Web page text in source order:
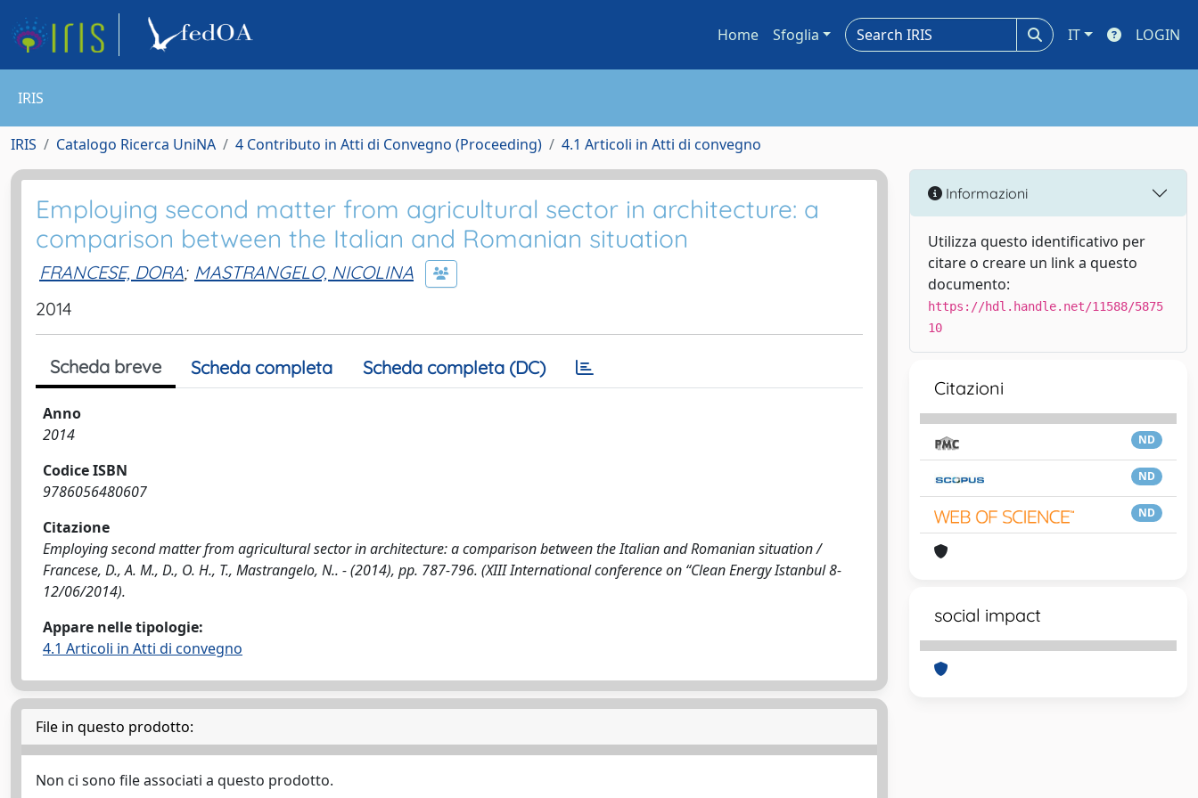
Home Sfoglia IT LOGIN
IRIS
IRIS Catalogo Ricerca UniNA 4 Contributo in Atti di Convegno (Proceeding) 4.1 Articoli in Atti di convegno
Employing second matter from agricultural sector in architecture: a
comparison between the Italian and Romanian situation
FRANCESE, DORA; MASTRANGELO, NICOLINA
2014
Scheda breve Scheda completa Scheda completa (DC)
Anno
2014
Codice ISBN
9786056480607
Citazione
Employing second matter from agricultural sector in architecture: a comparison between the Italian and Romanian situation /
Francese, D., A. M., D., O. H., T., Mastrangelo, N.. - (2014), pp. 787-796. (XIII International conference on “Clean Energy Istanbul 8-
12/06/2014).
Appare nelle tipologie:
4.1 Articoli in Atti di convegno
File in questo prodotto:
Non ci sono file associati a questo prodotto.
Informazioni
Utilizza questo identificativo per
citare o creare un link a questo
documento:
https://hdl.handle.net/11588/5875
10
Citazioni
ND
ND
ND
social impact